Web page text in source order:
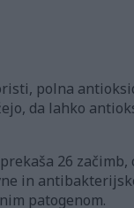
polna
da lahko
26
in
patogenom.